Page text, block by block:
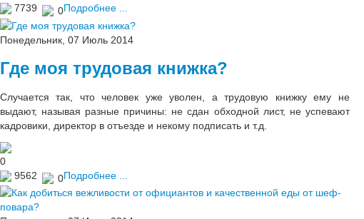
7739
0Подробнее ...
Понедельник, 07 Июль 2014
Где моя трудовая книжка?
Случается так, что человек уже уволен, а трудовую книжку ему не
выдают, называя разные причины: не сдан обходной лист, не успевают
кадровики, директор в отъезде и некому подписать и т.д.
0
9562
0Подробнее ...